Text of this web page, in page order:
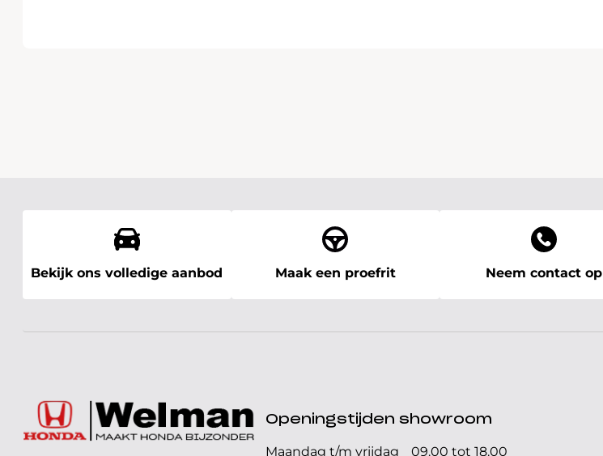
Bekijk ons volledige aanbod Maak een proefrit Neem contact op
Openingstijden showroom
Maandag t/m vrijdag 09.00 tot 18.00